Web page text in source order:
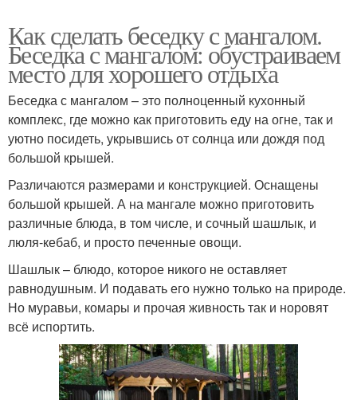
Как сделать беседку с мангалом.
Беседка с мангалом: обустраиваем
место для хорошего отдыха
Беседка с мангалом – это полноценный кухонный
комплекс, где можно как приготовить еду на огне, так и
уютно посидеть, укрывшись от солнца или дождя под
большой крышей.
Различаются размерами и конструкцией. Оснащены
большой крышей. А на мангале можно приготовить
различные блюда, в том числе, и сочный шашлык, и
люля-кебаб, и просто печенные овощи.
Шашлык – блюдо, которое никого не оставляет
равнодушным. И подавать его нужно только на природе.
Но муравьи, комары и прочая живность так и норовят
всё испортить.